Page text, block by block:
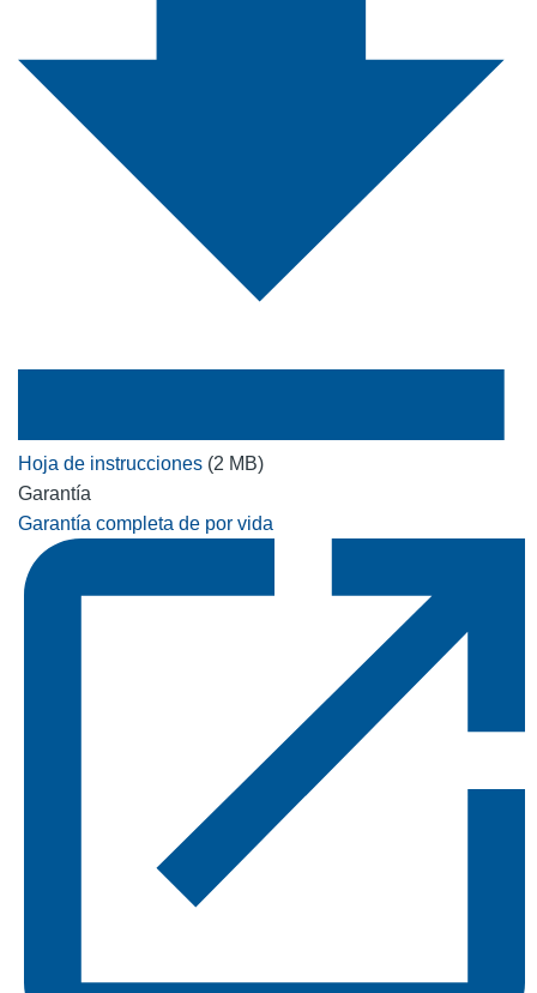
Hoja de instrucciones (2 MB)
Garantía
Garantía completa de por vida